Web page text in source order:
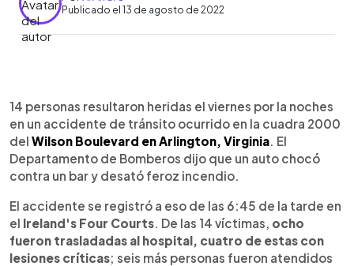
Publicado el 13 de agosto de 2022
Escuchar artículo
14 personas resultaron heridas el viernes por la noches
en un accidente de tránsito ocurrido en la cuadra 2000
del Wilson Boulevard en Arlington, Virginia . El
Departamento de Bomberos dijo que un auto chocó
contra un bar y desató feroz incendio.
El accidente se registró a eso de las 6:45 de la tarde en
el Ireland's Four Courts . De las 14 víctimas, ocho
fueron trasladadas al hospital, cuatro de estas con
lesiones críticas; seis más personas fueron atendidos